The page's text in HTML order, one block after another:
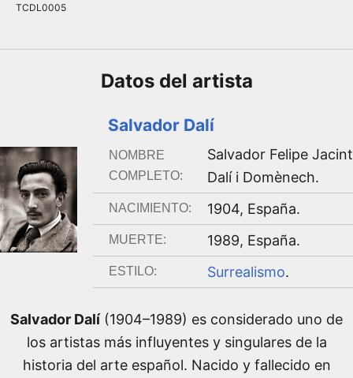
TCDL0005
Datos del artista
Salvador Dalí
NOMBRE
COMPLETO:
Salvador Felipe
Dalí i Domènech.
NACIMIENTO: 1904, España.
MUERTE: 1989, España.
ESTILO: Surrealismo.
Salvador Dalí (1904–1989) es considerado uno de
los artistas más influyentes y singulares de la
historia del arte español. Nacido y fallecido en